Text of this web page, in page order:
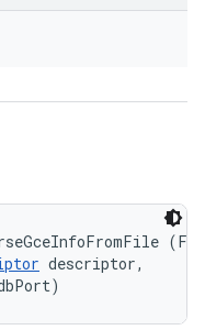
descriptor,